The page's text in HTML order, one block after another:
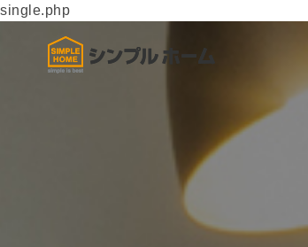
single.php